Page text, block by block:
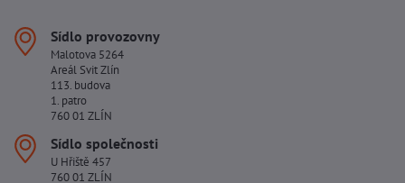
Sídlo provozovny
Malotova 5264
Areál Svit Zlín
113. budova
1. patro
760 01 ZLÍN
Sídlo společnosti
U Hřiště 457
760 01 ZLÍN